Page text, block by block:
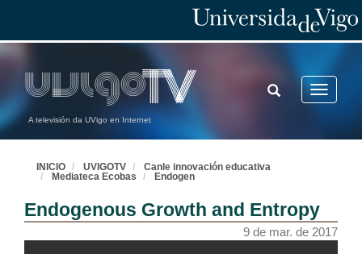
A televisión da UVigo en Internet
Toggle
TOGGLE
SEARCH
INICIO UVIGOTV
Canle innovación educativa
Mediateca Ecobas
Endogen
Endogenous Growth and Entropy
9 de mar. de 2017